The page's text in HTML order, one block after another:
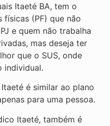
Itaeté BA, tem o
(PF) que não
e quem não trabalha
mas deseja ter
que o SUS, onde
individual.
é similar ao plano
para uma pessoa.
Itaeté, também é